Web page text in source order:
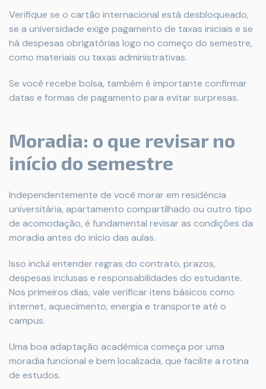
Verifique se o cartão internacional está desbloqueado,
se a universidade exige pagamento de taxas iniciais e se
há despesas obrigatórias logo no começo do semestre,
como materiais ou taxas administrativas.
Se você recebe bolsa, também é importante confirmar
datas e formas de pagamento para evitar surpresas.
Moradia: o que revisar no
início do semestre
Independentemente de você morar em residência
universitária, apartamento compartilhado ou outro tipo
de acomodação, é fundamental revisar as condições da
moradia antes do início das aulas.
Isso inclui entender regras do contrato, prazos,
despesas inclusas e responsabilidades do estudante.
Nos primeiros dias, vale verificar itens básicos como
internet, aquecimento, energia e transporte até o
campus.
Uma boa adaptação acadêmica começa por uma
moradia funcional e bem localizada, que facilite a rotina
de estudos.